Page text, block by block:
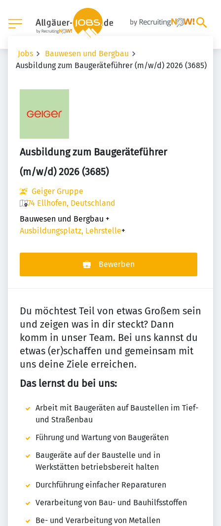
Jobs
Bauwesen und Bergbau
Ausbildung zum Baugeräteführer (m/w/d) 2026 (3685)
Ausbildung zum Baugeräteführer
(m/w/d) 2026 (3685)
Geiger Gruppe
74 Ellhofen, Deutschland
Bauwesen und Bergbau +
Ausbildungsplatz, Lehrstelle+
Bewerben
Du möchtest Teil von etwas Großem sein
und zeigen was in dir steckt? Dann
komm in unser Team. Bei uns kannst du
etwas (er)schaffen und gemeinsam mit
uns deine Ziele erreichen.
Das lernst du bei uns:
Arbeit mit Baugeräten auf Baustellen im Tief-
und Straßenbau
Führung und Wartung von Baugeräten
Baugeräte auf der Baustelle und in
Werkstätten betriebsbereit halten
Durchführung einfacher Reparaturen
Verarbeitung von Bau- und Bauhilfsstoffen
Be- und Verarbeitung von Metallen